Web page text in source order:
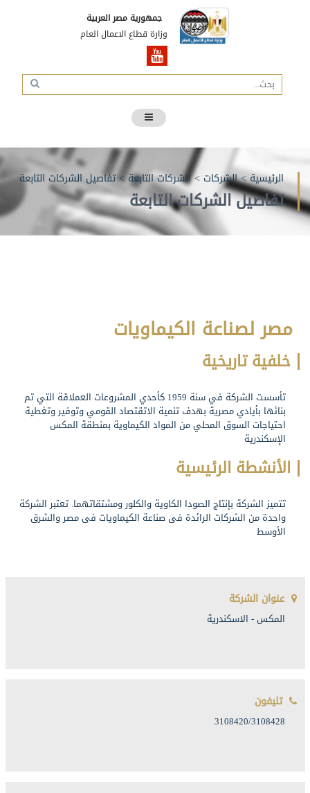
جمهورية مصر العربية
وزارة قطاع الاعمال العام
الرئيسية>الشركات >الشركات التابعة>تفاصيل الشركات التابعة
تفاصيل الشركات التابعة
مصر لصناعة الكيماويات
خلفية تاريخية
تأسست الشركة في سنة 1959 كأحدي المشروعات العملاقة التي تم
بنائها بأيادي مصرية بهدف تنمية الاتقتصاد القومي وتوفير وتغطية
احتياجات السوق المحلي من المواد الكيماوية بمنطقة المكس
الإسكندرية
الأنشطة الرئيسية
تتميز الشركة بإنتاج الصودا الكاوية والكلور ومشتقاتهما. تعتبر الشركة
واحدة من الشركات الرائدة فى صناعة الكيماويات فى مصر والشرق
الأوسط
عنوان الشركة
المكس - الاسكندرية
تليفون
3108420/3108428